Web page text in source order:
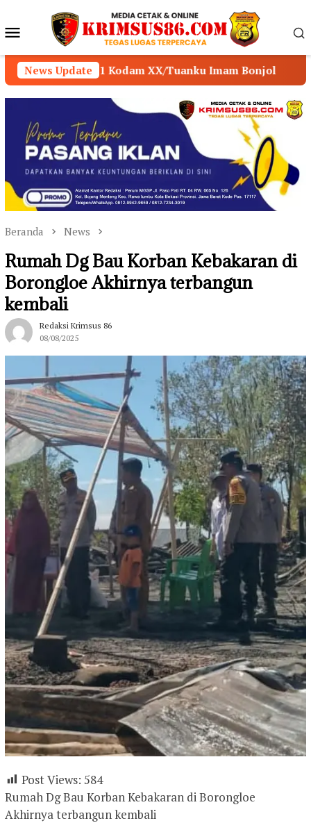
konten Menu
Mobile
News Update
Kodam XX/Tuanku Imam Bonjol POLSEK
Beranda News
Rumah Dg Bau Korban Kebakaran di
Borongloe Akhirnya terbangun
kembali
Redaksi Krimsus 86
08/08/2025
Post Views: 584
Rumah Dg Bau Korban Kebakaran di Borongloe
Akhirnya terbangun kembali